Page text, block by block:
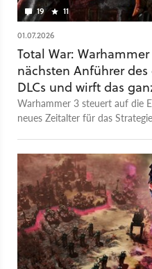
19 11
01.07.2026
Total War:
nächsten Anführer
DLCs und wirft das
Warhammer 3 steuert auf die
neues Zeitalter für das